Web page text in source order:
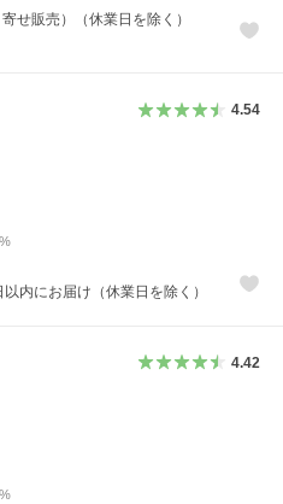
せ販売）（休業日を除く）
4.54
%
内にお届け（休業日を除く）
4.42
%